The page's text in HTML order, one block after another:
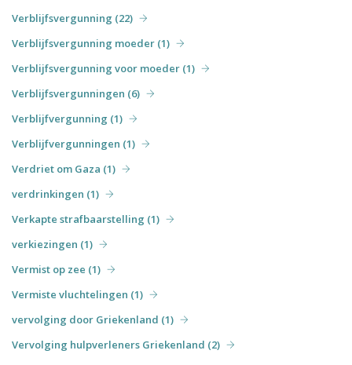
Verblijfsvergunning (22)
Verblijfsvergunning moeder (1)
Verblijfsvergunning voor moeder (1)
Verblijfsvergunningen (6)
Verblijfvergunning (1)
Verblijfvergunningen (1)
Verdriet om Gaza (1)
verdrinkingen (1)
Verkapte strafbaarstelling (1)
verkiezingen (1)
Vermist op zee (1)
Vermiste vluchtelingen (1)
vervolging door Griekenland (1)
Vervolging hulpverleners Griekenland (2)